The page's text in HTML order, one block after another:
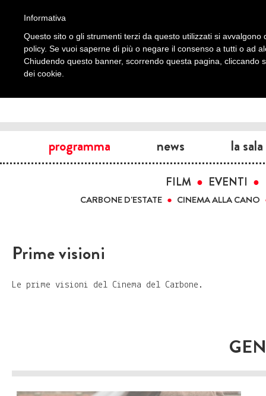
programma news la sala
FILM EVENTI
CARBONE D'ESTATE CINEMA ALLA CANO
Prime visioni
Le prime visioni del Cinema del Carbone.
Informativa
Questo sito o gli strumenti terzi da questo utilizzati si
policy. Se vuoi saperne di più o negare il consenso a tutti o ad
Chiudendo questo banner, scorrendo questa pagina, cliccando
dei cookie.